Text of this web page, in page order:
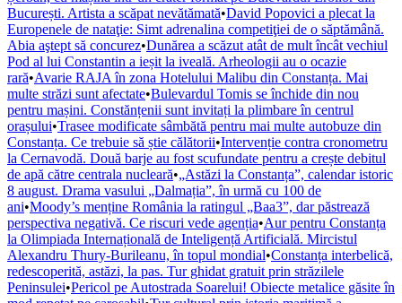
București. Artista a scăpat nevătămată•David Popovici a plecat la
Europenele de nataţie: Simt adrenalina competiţiei de o săptămână.
Abia aştept să concurez•Dunărea a scăzut atât de mult încât vechiul
Pod al lui Constantin a ieșit la iveală. Arheologii au o ocazie
rară•Avarie RAJA în zona Hotelului Malibu din Constanța. Mai
multe străzi sunt afectate•Bulevardul Tomis se închide din nou
pentru mașini. Constănțenii sunt invitați la plimbare în centrul
orașului•Trasee modificate sâmbătă pentru mai multe autobuze din
Constanța. Ce trebuie să știe călătorii•Intervenție contra cronometru
la Cernavodă. Două barje au fost scufundate pentru a crește debitul
de apă către centrala nucleară•„Astăzi la Constanța”, calendar istoric
8 august. Drama vasului „Dalmația”, în urmă cu 100 de
ani•Moody’s menține România la ratingul „Baa3”, dar păstrează
perspectiva negativă. Ce riscuri vede agenția•Aur pentru Constanța
la Olimpiada Internațională de Inteligență Artificială. Mircistul
Alexandru Thury-Burileanu, în topul mondial•Constanța interbelică,
redescoperită, astăzi, la pas. Tur ghidat gratuit prin străzilele
Peninsulei•Pericol pe Autostrada Soarelui! Obiecte metalice găsite în